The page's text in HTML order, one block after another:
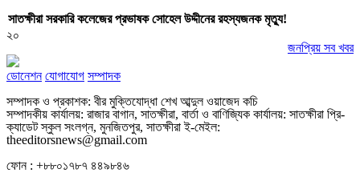
সাতক্ষীরা সরকারি কলেজের প্রভাষক সোহেল উদ্দীনের রহস্যজনক মৃত্যু!
২০
জনপ্রিয় সব খবর
ডোনেশন যোগাযোগ সম্পাদক
সম্পাদক ও প্রকাশক: বীর মুক্তিযোদ্ধা শেখ আব্দুল ওয়াজেদ কচি
সম্পাদকীয় কার্যালয়: রাজার বাগান, সাতক্ষীরা, বার্তা ও বাণিজ্যিক কার্যালয়: সাতক্ষীরা প্রি-
ক্যাডেট স্কুল সংলগ্ন, মুনজিতপুর, সাতক্ষীরা ই-মেইল:
theeditorsnews@gmail.com
ফোন : +৮৮০১৭৮৭ ৪৪৯৮৪৬